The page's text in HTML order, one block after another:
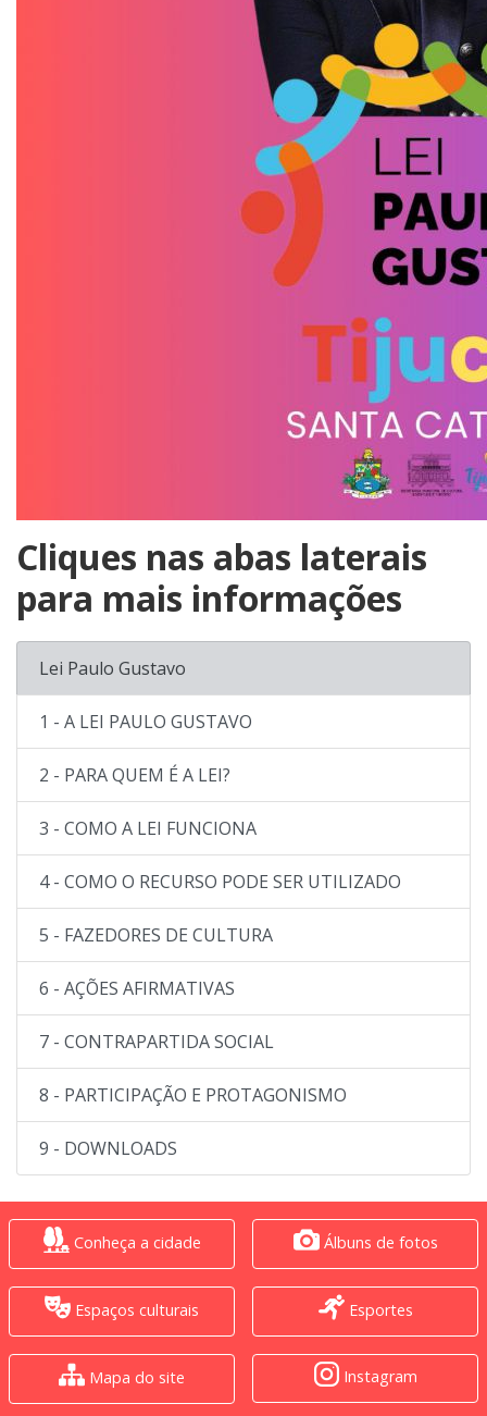
Cliques nas abas laterais
para mais informações
Lei Paulo Gustavo
1 - A LEI PAULO GUSTAVO
2 - PARA QUEM É A LEI?
3 - COMO A LEI FUNCIONA
4 - COMO O RECURSO PODE SER UTILIZADO
5 - FAZEDORES DE CULTURA
6 - AÇÕES AFIRMATIVAS
7 - CONTRAPARTIDA SOCIAL
8 - PARTICIPAÇÃO E PROTAGONISMO
9 - DOWNLOADS
Conheça a cidade Álbuns de fotos
Espaços culturais Esportes
Mapa do site Instagram